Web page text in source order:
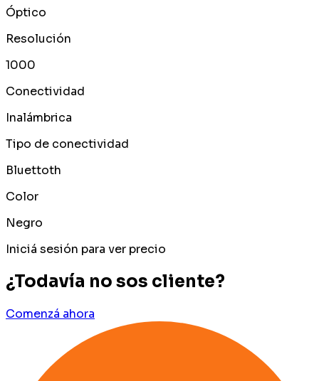
Óptico
Resolución
1000
Conectividad
Inalámbrica
Tipo de conectividad
Bluettoth
Color
Negro
Iniciá sesión para ver precio
¿Todavía no sos cliente?
Comenzá ahora